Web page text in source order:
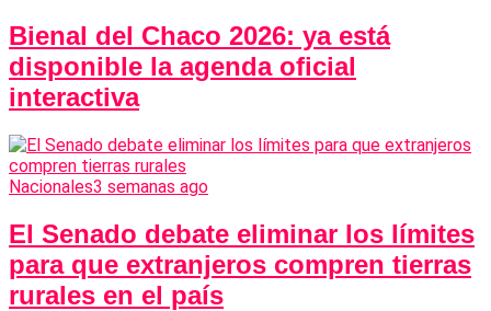
Bienal del Chaco 2026: ya está
disponible la agenda oficial
interactiva
Nacionales3 semanas ago
El Senado debate eliminar los límites
para que extranjeros compren tierras
rurales en el país